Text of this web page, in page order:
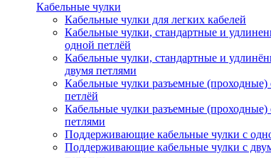
Кабельные чулки
Кабельные чулки для легких кабелей
Кабельные чулки, стандартные и
одной петлёй
Кабельные чулки, стандартные и
двумя петлями
Кабельные чулки разъемные (проходные)
петлёй
Кабельные чулки разъемные (проходные)
петлями
Поддерживающие кабельные чулки с
Поддерживающие кабельные чулки с